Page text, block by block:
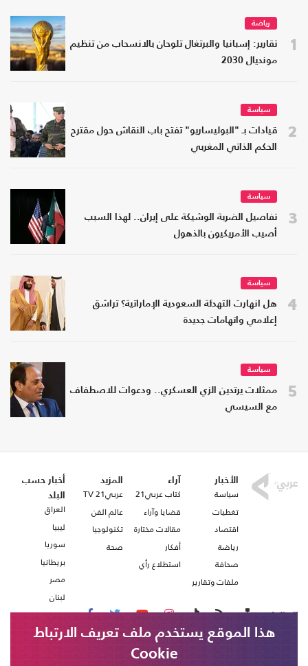
1
رياضة
تقارير: إسبانيا والبرتغال تلوحان بالانسحاب من تنظيم
مونديال 2030
2
سياسة
قيادات بـ "البوليساريو" تفتح باب النقاش حول مقترح
الحكم الذاتي المغربي
3
سياسة
تفاصيل الضربة الوشيكة على إيران.. لهذا السبب
أصيب الأمريكيون بالذهول
4
سياسة
هل انهارت التهدئة السعودية الإماراتية؟ تراشق
إعلامي واتهامات جديدة
5
سياسة
ممثلات يرتدين الزي العسكري.. ودعوات للاصطفاف
مع السيسي
الأخبار
سياسة
تغطيات
اقتصاد
رياضة
صحافة
ملفات وتقارير
آراء
كتاب عربي21
قضايا وآراء
مقالات مختارة
أفكار
استطلاع رأي
المزيد
عربي21 TV
عالم الفن
تكنولوجيا
صحة
أخبار حسب
البلد
العراق
ليبيا
سوريا
بريطانيا
مصر
لبنان
تابعنا على
هذا الموقع يستخدم ملف تعريف الارتباط
Cookie